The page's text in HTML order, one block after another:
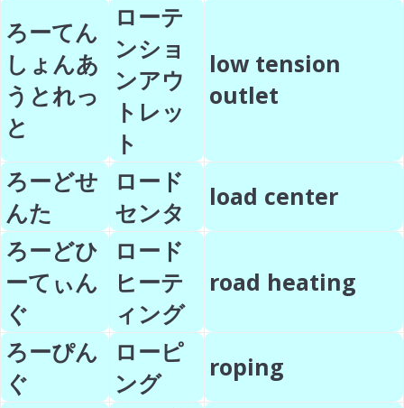
ろーてん
しょんあ
うとれっ
と
ローテ
ンショ
ンアウ
トレッ
ト
low tension
outlet
ろーどせ
んた
ロード
センタ
load center
ろーどひ
ーてぃん
ぐ
ロード
ヒーテ
ィング
road heating
ろーぴん
ぐ
ローピ
ング
roping